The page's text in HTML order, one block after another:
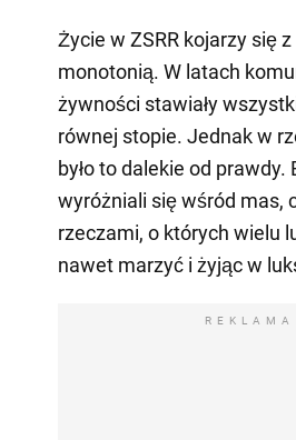
Życie w ZSRR kojarzy się z
monotonią. W latach
żywności stawiały
równej stopie. Jednak w
było to dalekie od prawdy.
wyróżniali się wśród mas,
rzeczami, o których wielu
nawet marzyć i żyjąc w
REKLAMA